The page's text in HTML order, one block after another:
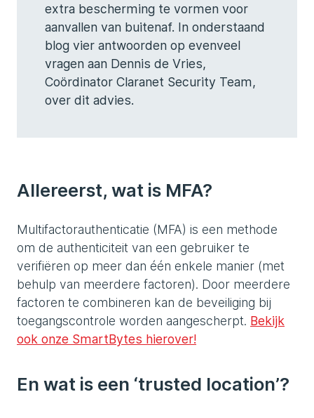
extra bescherming te vormen voor
aanvallen van buitenaf. In onderstaand
blog vier antwoorden op evenveel
vragen aan Dennis de Vries,
Coördinator Claranet Security Team,
over dit advies.
Allereerst, wat is MFA?
Multifactorauthenticatie (MFA) is een methode
om de authenticiteit van een gebruiker te
verifiëren op meer dan één enkele manier (met
behulp van meerdere factoren). Door meerdere
factoren te combineren kan de beveiliging bij
toegangscontrole worden aangescherpt. Bekijk
ook onze SmartBytes hierover!
En wat is een ‘trusted location’?